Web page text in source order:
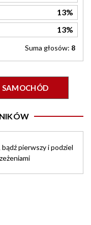
13%
13%
Suma głosów: 8
SAMOCHÓD
pierwszy i podziel